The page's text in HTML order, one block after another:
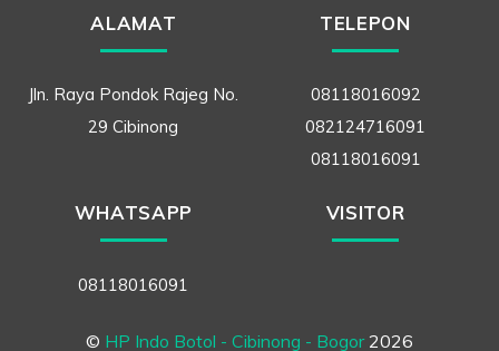
ALAMAT
Jln. Raya Pondok Rajeg No.
29 Cibinong
TELEPON
08118016092
082124716091
08118016091
WHATSAPP
08118016091
VISITOR
© HP Indo Botol - Cibinong - Bogor2026